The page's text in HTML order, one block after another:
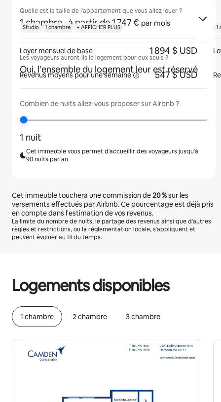
Quelle est la taille de l'appartement que vous allez louer ?
1 chambre · à partir de 1 747 € par mois
Les voyageurs auront-ils le logement pour eux seuls ?
Oui, l'ensemble du logement leur est réservé
Combien de nuits allez-vous proposer sur Airbnb ?
1 nuit
Cet immeuble vous permet d'accueillir des voyageurs jusqu'à
90 nuits par an
Cet immeuble touchera une commission de20 %sur les
versements effectués par Airbnb. Ce pourcentage est déjà pris
en compte dans l'estimation de vos revenus.
La limite du nombre de nuits, le partage des revenus ainsi que d'autres
règles et restrictions, ou la réglementation locale, s'appliquent et
peuvent évoluer au fil du temps.
Logements disponibles
1 chambre 2 chambre 3 chambre
Studio 1 chambre + AFFICHER PLUS
Loyer mensuel de base 1 894 $ USD
Revenus moyens pour unesemaine 547 $ USD
1